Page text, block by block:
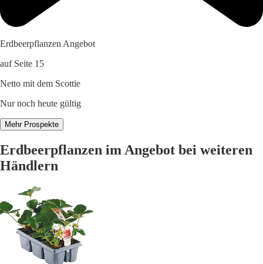
Erdbeerpflanzen Angebot
auf Seite 15
Netto mit dem Scottie
Nur noch heute gültig
Mehr Prospekte
Erdbeerpflanzen im Angebot bei weiteren
Händlern